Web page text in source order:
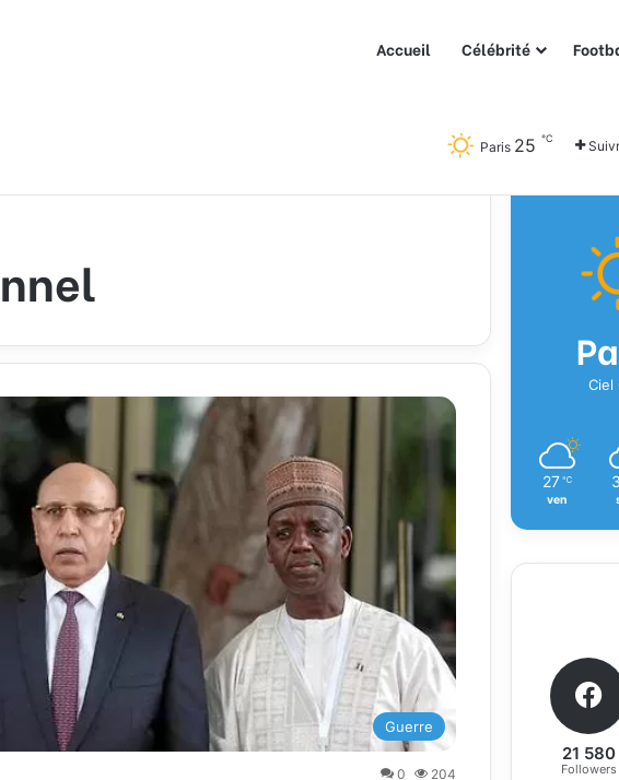
Accueil Célébrité
Paris 25 ℃
Guerre
0 204
Ciel
27 ℃
ven
21 580
Followers